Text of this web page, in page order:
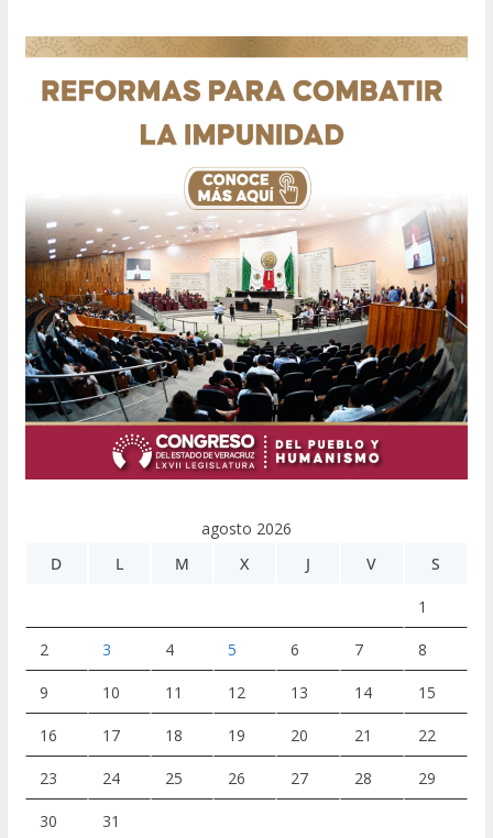
agosto 2026
D
L M X J V S
1
2 3 4 5 6 7 8
9 10 11 12 13 14 15
16 17 18 19 20 21 22
23 24 25 26 27 28 29
30 31